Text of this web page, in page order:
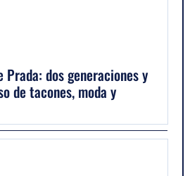
Prada: dos generaciones y
de tacones, moda y